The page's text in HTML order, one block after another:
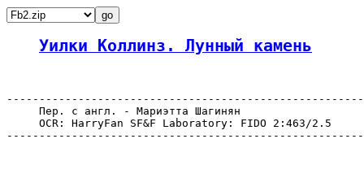
Уилки Коллинз. Лунный камень
     Пер. с англ. - Мариэтта Шагинян
     OCR: HarryFan SF&F Laboratory: FIDO 2:463/2.5